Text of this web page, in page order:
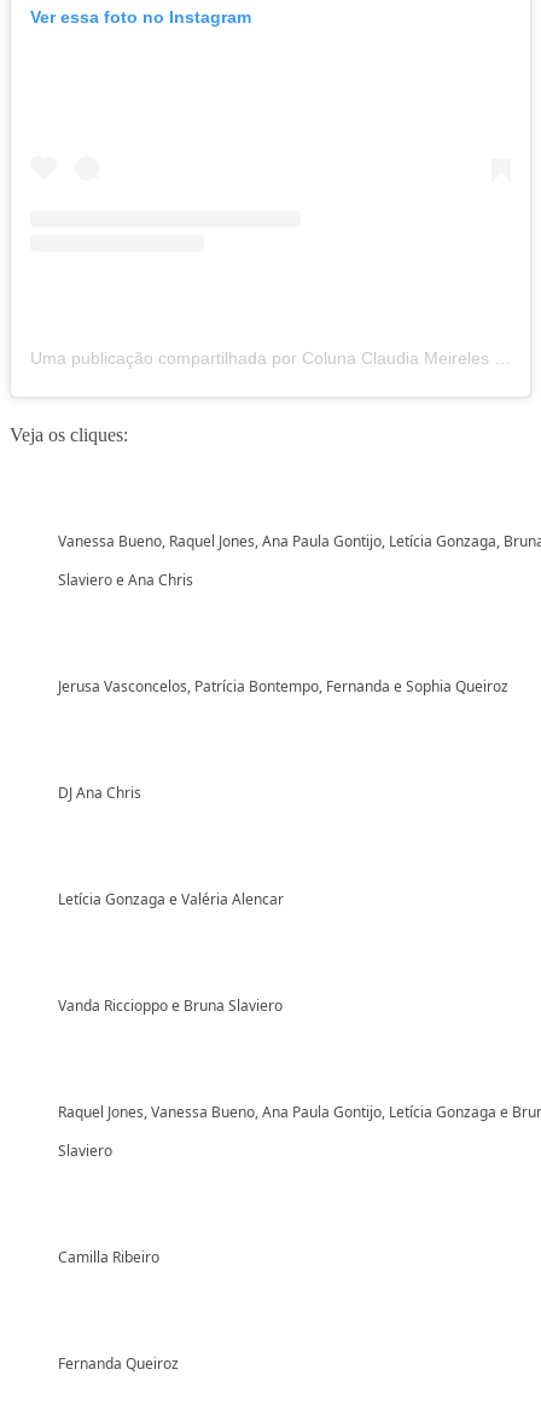
Ver essa foto no Instagram
Veja os cliques:
Vanessa Bueno, Raquel Jones, Ana Paula Gontijo, Letícia Gonzaga,
Slaviero e Ana Chris
Jerusa Vasconcelos, Patrícia Bontempo, Fernanda e Sophia Queiroz
DJ Ana Chris
Letícia Gonzaga e Valéria Alencar
Vanda Riccioppo e Bruna Slaviero
Raquel Jones, Vanessa Bueno, Ana Paula Gontijo, Letícia Gonzaga e
Slaviero
Camilla Ribeiro
Fernanda Queiroz